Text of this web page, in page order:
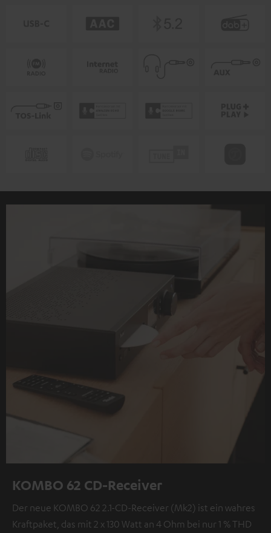
KOMBO 62 CD-Receiver
Der neue KOMBO 62 2.1-CD-Receiver (Mk2) ist ein wahres
Kraftpaket, das mit 2 x 130 Watt an 4 Ohm bei nur 1 % THD